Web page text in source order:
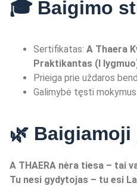
🎓 Baigimo
Sertifikatas: A Thaera
Praktikantas (I
Prieiga prie uždaros
Galimybė tęsti
🌿 Baigiamoji
A THAERA nėra tiesa – tai
Tu nesi gydytojas – tu esi